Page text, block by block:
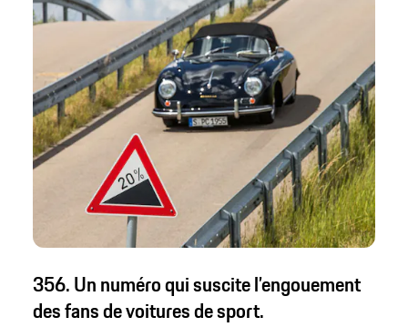
356. Un numéro qui suscite l’engouement
des fans de voitures de sport.